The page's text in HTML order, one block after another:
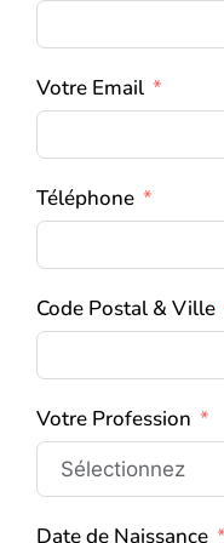
Votre Email
Téléphone
Code Postal & Ville
Votre Profession
Date de Naissance